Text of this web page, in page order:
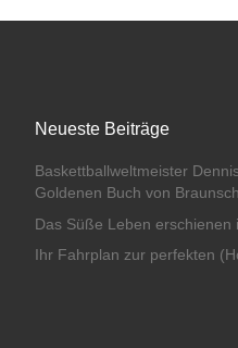
Neueste Beiträge
Baskettballweltmeister
Goldenen Buch von
Das Süße Leben
Ihr Fahrplan zur perfekten